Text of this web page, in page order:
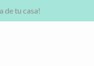
de tu casa!